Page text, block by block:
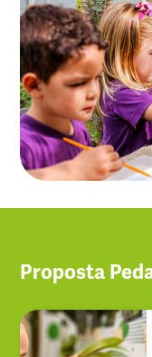
Proposta